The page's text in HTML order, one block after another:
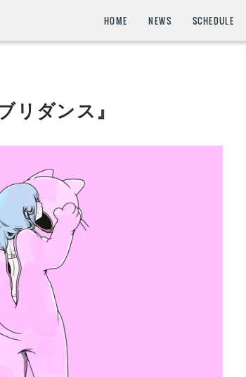
HOME NEWS SCHEDULE
ダンス』